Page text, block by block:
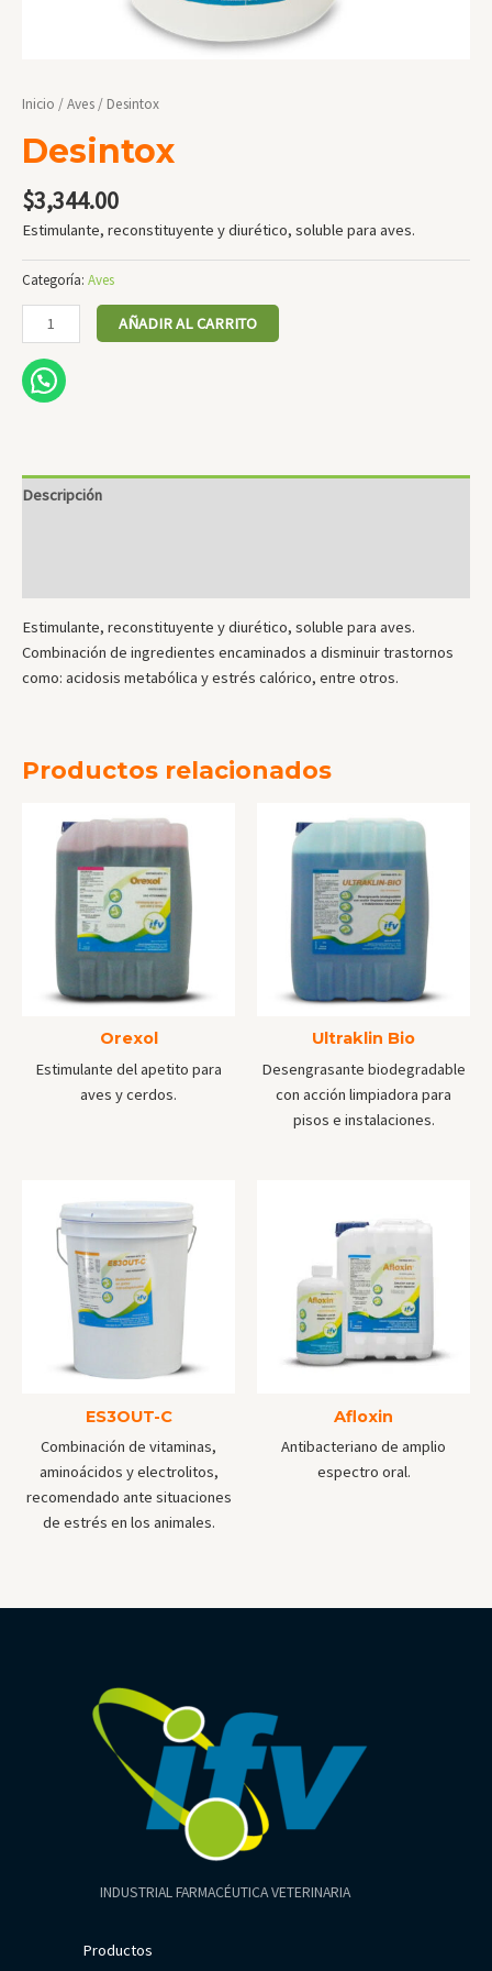
Inicio /Aves / Desintox
Desintox
$3,344.00
Estimulante, reconstituyente y diurético, soluble para aves.
Categoría: Aves
Desintox
cantidad
AÑADIR AL CARRITO
Descripción
Estimulante, reconstituyente y diurético, soluble para aves.
Combinación de ingredientes encaminados a disminuir trastornos
como: acidosis metabólica y estrés calórico, entre otros.
Productos relacionados
Orexol
Estimulante del apetito para
aves y cerdos.
Ultraklin Bio
Desengrasante biodegradable
con acción limpiadora para
pisos e instalaciones.
ES3OUT-C
Combinación de vitaminas,
aminoácidos y electrolitos,
recomendado ante situaciones
de estrés en los animales.
Afloxin
Antibacteriano de amplio
espectro oral.
INDUSTRIAL FARMACÉUTICA VETERINARIA
Productos